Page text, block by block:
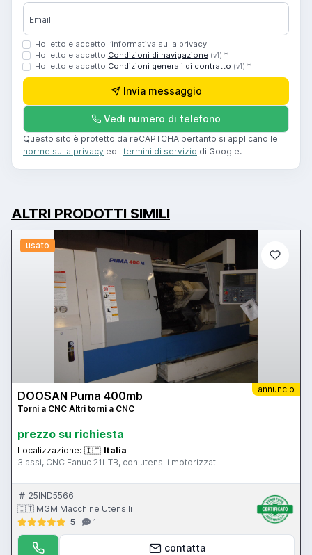
Email
Ho letto e accetto l’informativa sulla privacy
Ho letto e accetto Condizioni di navigazione (v1) *
Ho letto e accetto Condizioni generali di contratto (v1) *
Invia messaggio
Vedi numero di telefono
Questo sito è protetto da reCAPTCHA pertanto si applicano le
norme sulla privacy ed i termini di servizio di Google.
ALTRI PRODOTTI SIMILI
usato
annuncio
DOOSAN Puma 400mb
Torni a CNC Altri torni a CNC
prezzo su richiesta
Localizzazione: 🇮🇹 Italia
3 assi, CNC Fanuc 21i-TB, con utensili motorizzati
25IND5566
🇮🇹 MGM Macchine Utensili
5
1
contatta